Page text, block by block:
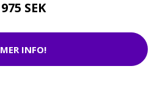
975 SEK
MER INFO!